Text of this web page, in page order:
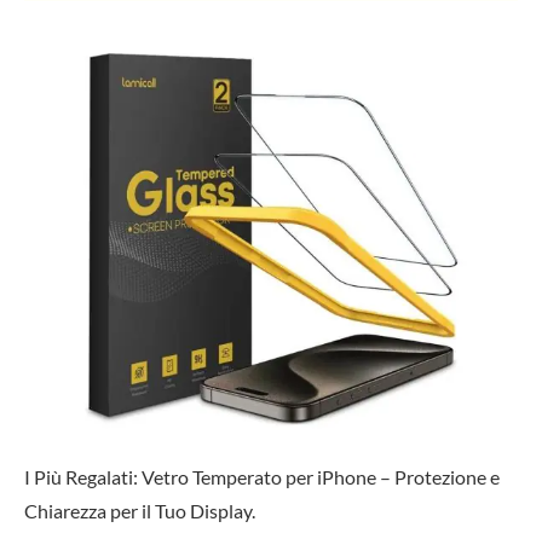
I Più Regalati: Vetro Temperato per iPhone – Protezione e
Chiarezza per il Tuo Display.